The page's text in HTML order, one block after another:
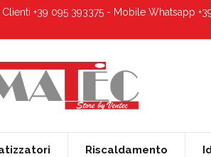
+39 095 393375 - Mobile Whatsapp
Riscaldamento